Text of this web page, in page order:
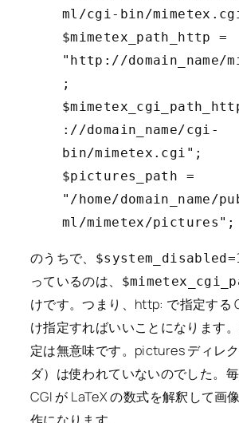
ml/cgi-bin/
$mimetex_path_http =
"http://domain_name/
;
://domain_name/cgi-
bin/mimetex.cgi";
$pictures_path =
"/home/domain_name/
ml/mimetex/pictures";
のうちで、
っているのは、
けです。つまり、http: で指定する
け指定すればいいことになります
定は無意味です。pictures ディレ
ダ）は使われていないのでした。
CGI が LaTeX の数式を解釈して画